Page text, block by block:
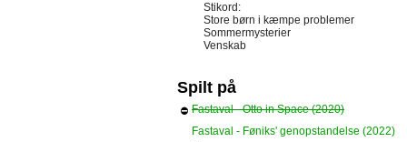
Stikord:
Store børn i kæmpe problemer
Sommermysterier
Venskab
Spilt på
⛔ Fastaval - Otto in Space (2020)
Fastaval - Føniks' genopstandelse (2022)